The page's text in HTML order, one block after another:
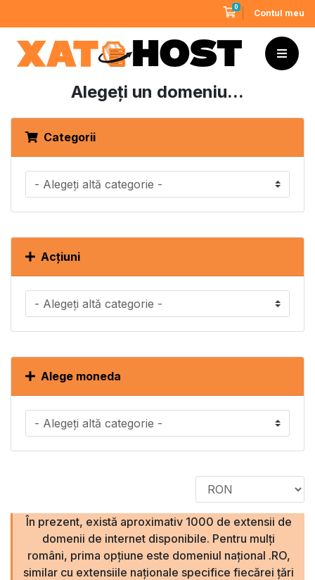
0Coș de cumpărături
Contul meu
Alegeți un domeniu...
Categorii
Acțiuni
Alege moneda
În prezent, există aproximativ 1000 de extensii de
domenii de internet disponibile. Pentru mulți
români, prima opțiune este domeniul național .RO,
similar cu extensiile naționale specifice fiecărei țări